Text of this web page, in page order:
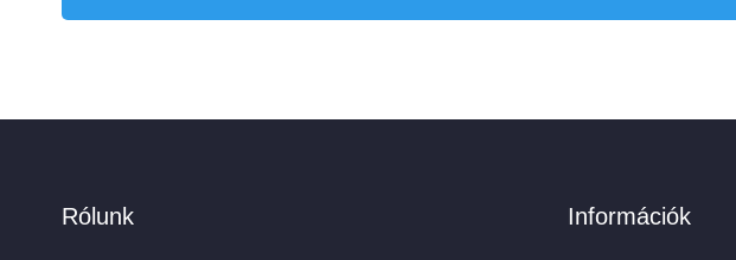
Rólunk Információk